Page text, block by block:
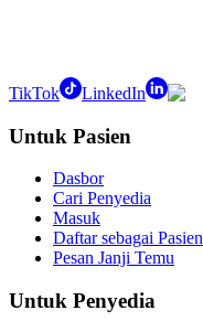
TikTok LinkedIn
Untuk Pasien
Dasbor
Cari Penyedia
Masuk
Daftar sebagai Pasien
Pesan Janji Temu
Untuk Penyedia